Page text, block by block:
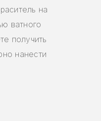
на
ватного
получить
нанести